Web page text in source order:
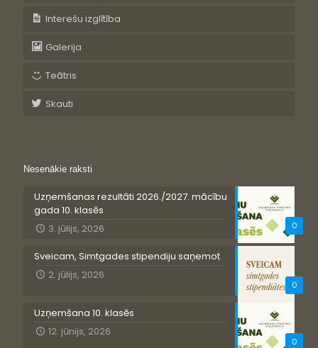
Interešu izglītība
Galerija
Teātris
Skauti
Nesenākie raksti
0
Uzņemšanas rezultāti 2026./2027. mācību
gada 10. klasēs
3. jūlijs, 2026
0
Sveicam, Simtgades stipendiju saņemot
2. jūlijs, 2026
0
Uzņemšana 10. klasēs
12. jūnijs, 2026